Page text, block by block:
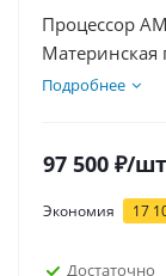
Процессор
Материнская
GT 1030 2Гб,
Подробнее
97 500 ₽/шт
Экономия 17
Достаточно